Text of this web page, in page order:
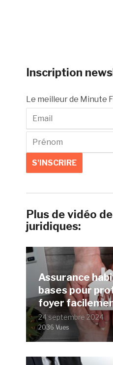
Inscription
Le meilleur de Minute
Plus de vidéo
juridiques:
Assurance
bases pour
foyer
24 septembre 2024
2036 Vues